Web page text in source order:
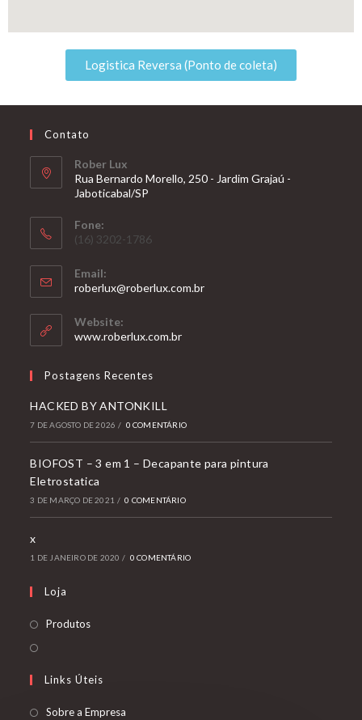
Logistica Reversa (Ponto de coleta)
Contato
Rober Lux
Rua Bernardo Morello, 250 - Jardim Grajaú -
Jaboticabal/SP
Fone:
(16) 3202-1786
Email:
roberlux@roberlux.com.br
Website:
www.roberlux.com.br
Postagens Recentes
HACKED BY ANTONKILL
7 DE AGOSTO DE 2026 / 0 COMENTÁRIO
BIOFOST – 3 em 1 – Decapante para pintura
Eletrostatica
3 DE MARÇO DE 2021 / 0 COMENTÁRIO
x
1 DE JANEIRO DE 2020 / 0 COMENTÁRIO
Loja
Produtos
Links Úteis
Sobre a Empresa